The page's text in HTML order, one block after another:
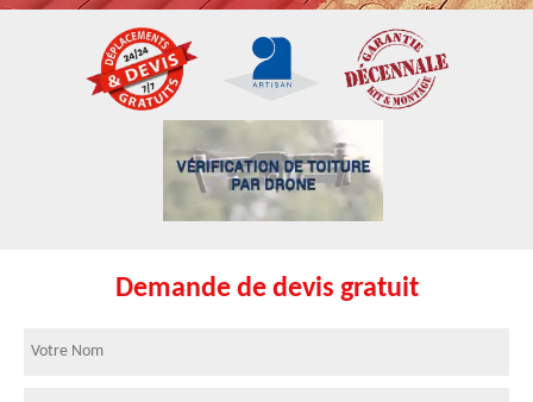
Demande de devis gratuit